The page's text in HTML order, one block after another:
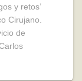
y retos’
Cirujano.
de